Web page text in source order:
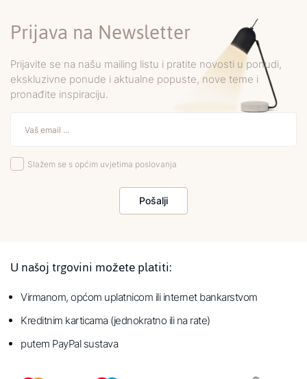
Prijava na Newsletter
Prijavite se na našu mailing listu i pratite novosti u ponudi,
ekskluzivne ponude i aktualne popuste, nove teme i
pronađite inspiraciju.
Slažem se s općim uvjetima poslovanja
Pošalji
U našoj trgovini možete platiti:
Virmanom, općom uplatnicom ili internet bankarstvom
Kreditnim karticama (jednokratno ili na rate)
putem PayPal sustava